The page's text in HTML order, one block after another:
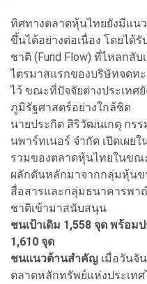
ทิศทางตลาดหุ้นไทยยังมีแน
ขึ้นได้อย่างต่อเนื่อง โดยได้
ชาติ (Fund Flow) ที่ไหลกลั
ไตรมาสแรกของบริษัทจดท
ไว้ ขณะที่ปัจจัยต่างประเทศ
ภูมิรัฐศาสตร์อย่างใกล้ชิด
นายประกิต สิริวัฒนเกตุ กร
นพาร์ทเนอร์ จำกัด เปิดเผยใ
รวมของตลาดหุ้นไทยในขณ
ผลักดันหลักมาจากกลุ่มหุ้นข
สื่อสารและกลุ่มธนาคารพ
ชาติเข้ามาสนับสนุน
ชนเป้าเดิม 1,558 จุด พร้อม
1,610 จุด
ชนแนวต้านสำคัญ เมื่อวันจั
ตลาดหลักทรัพย์แห่งประเท